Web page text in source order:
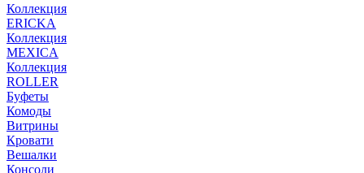
Коллекция
ERICKA
Коллекция
MEXICA
Коллекция
ROLLER
Буфеты
Комоды
Витрины
Кровати
Вешалки
Консоли